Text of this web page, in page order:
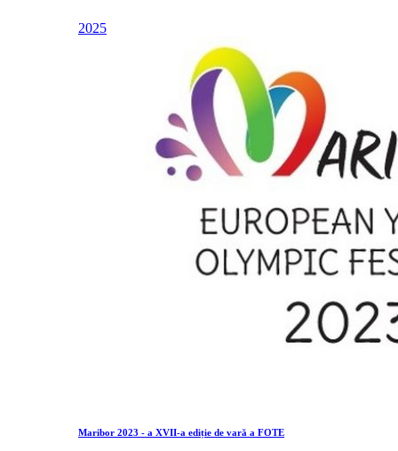
2025
Maribor 2023 - a XVII-a ediție de vară a FOTE